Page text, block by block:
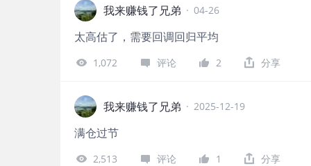
我来赚钱了兄弟 · 04-26
太高估了，需要回调回归平均
1,072 评论 2 分享
我来赚钱了兄弟 · 2025-12-19
满仓过节
2,513 评论 1 分享